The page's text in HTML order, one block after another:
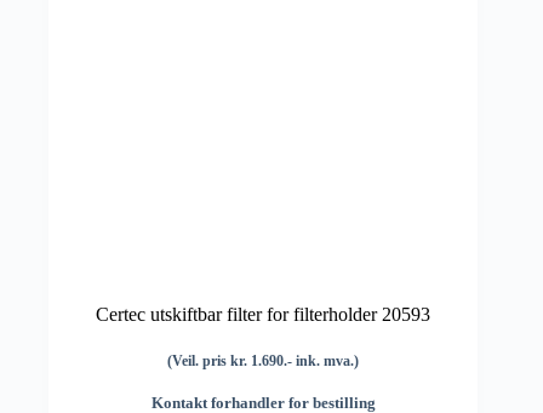
Certec utskiftbar filter for filterholder 20593
(Veil. pris kr. 1.690.- ink. mva.)
Kontakt forhandler for bestilling